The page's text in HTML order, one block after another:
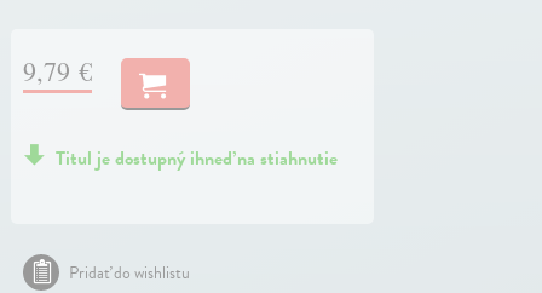
9,79 €
Titul je dostupný ihneď na stiahnutie
Pridať do wishlistu